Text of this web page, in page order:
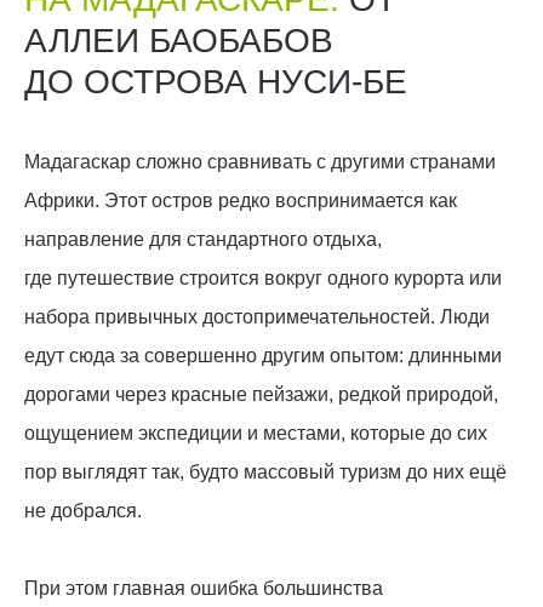
АЛЛЕИ БАОБАБОВ
ДО ОСТРОВА НУСИ-БЕ
Мадагаскар сложно сравнивать с другими странами
Африки. Этот остров редко воспринимается как
направление для стандартного отдыха,
где путешествие строится вокруг одного курорта или
набора привычных достопримечательностей. Люди
едут сюда за совершенно другим опытом: длинными
дорогами через красные пейзажи, редкой природой,
ощущением экспедиции и местами, которые до сих
пор выглядят так, будто массовый туризм до них ещё
не добрался.
При этом главная ошибка большинства